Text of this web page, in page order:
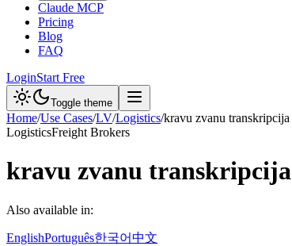
Claude MCP
Pricing
Blog
FAQ
LoginStart Free
Toggle theme
Home/Use Cases/LV/Logistics/kravu zvanu transkripcija
LogisticsFreight Brokers
kravu zvanu transkripcija
Also available in:
EnglishPortuguês한국어中文